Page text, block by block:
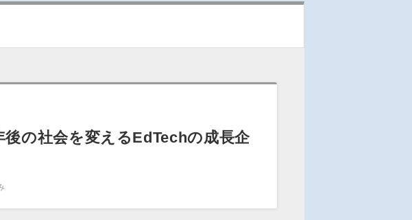
の社会を変えるEdTechの成長企